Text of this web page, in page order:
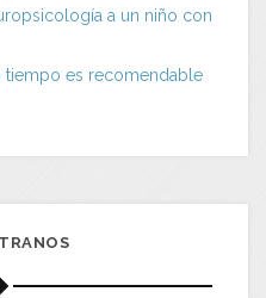
a un niño con
tiempo es recomendable